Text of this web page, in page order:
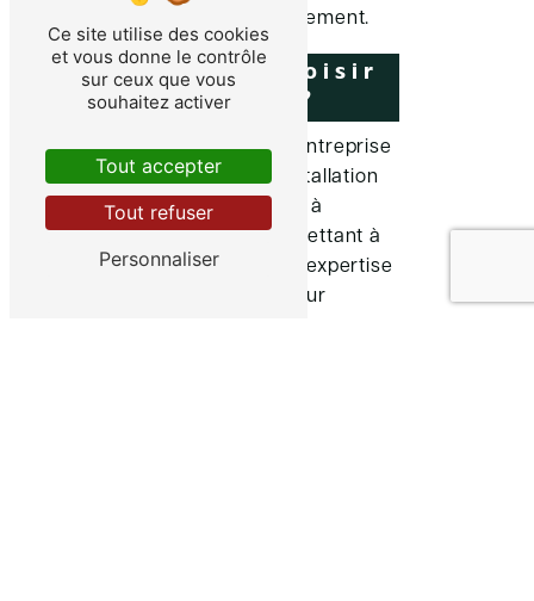
respect de l'environnement.
Pourquoi choisir
Eco Habitat?
Eco Habitat est une entreprise
spécialisée dans l'installation
de pompes à chaleur à
Villeneuve-sur-Lot, mettant à
votre disposition son expertise
et son savoir-faire pour
Ce site utilise des cookies
et vous donne le contrôle
sur ceux que vous
souhaitez activer
Tout accepter
Tout refuser
Personnaliser